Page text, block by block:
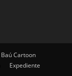
Baú Cartoon
Expediente